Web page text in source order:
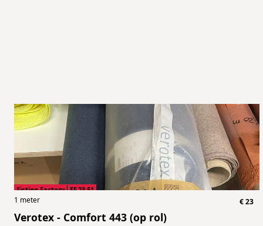
Fiction Factory FF.23.51
1 meter €23
Verotex - Comfort 443 (op rol)